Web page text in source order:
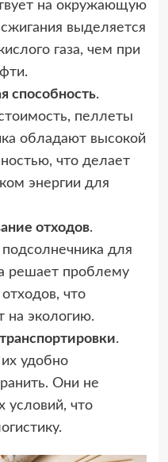
на окружающую
выделяется
газа, чем при
способность.
пеллеты
обладают высокой
что делает
энергии для
отходов.
для
решает проблему
что
на экологию.
.
удобно
Они не
условий, что